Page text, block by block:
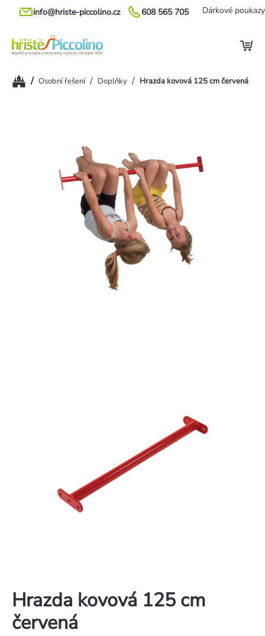
Přejít
608 565 705
info@hriste-piccolino.cz Dárkové poukazy
Domů/ Osobní řešení / Doplňky / Hrazda kovová 125 cm červená
Hrazda kovová 125 cm
červená